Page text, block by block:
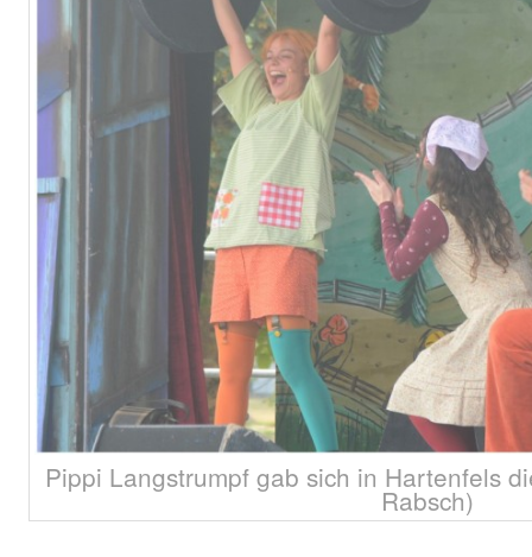
Pippi Langstrumpf gab sich in Hartenfels
Rabsch)